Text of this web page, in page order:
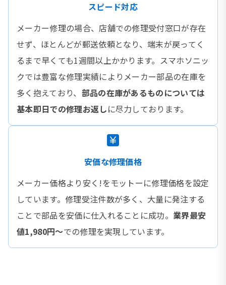
スピード対応
メーカー修理の場合、店舗での修理受付窓口が存在
せず、ほとんどが郵送依頼となり、端末が戻ってく
るまで早くても1週間以上かかります。スマホソニッ
クでは豊富な修理実績によりメーカー部品の在庫を
多く抱えており、 部品の在庫があるものについては
基本即日での修理お返しに尽力しております。
安価な修理価格
メーカー価格より安く!をモットーに修理価格を設定
しています。修理受注件数が多く、大量に発注する
ことで部品を安価に仕入れることに成功。 業界最安
値1,980円〜での修理を実現しています。